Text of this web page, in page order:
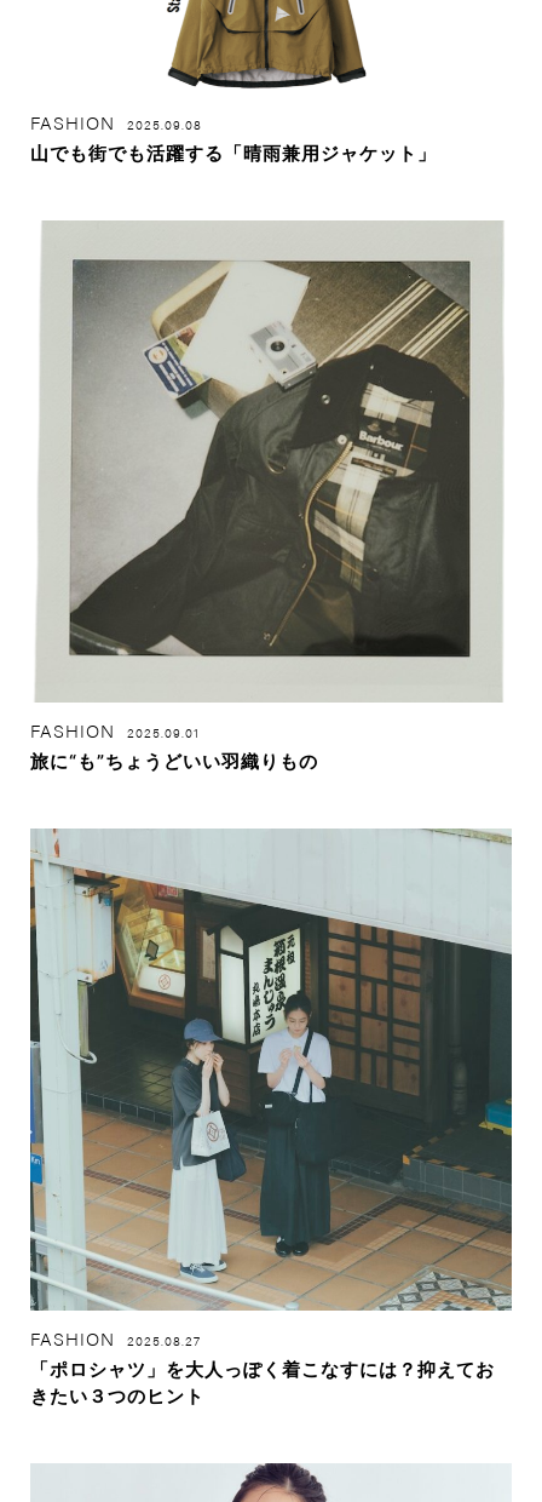
FASHION 2025.09.08
山でも街でも活躍する「晴雨兼用ジャケット」
FASHION 2025.09.01
旅に“も”ちょうどいい羽織りもの
FASHION 2025.08.27
「ポロシャツ」を大人っぽく着こなすには？抑えてお
きたい３つのヒント